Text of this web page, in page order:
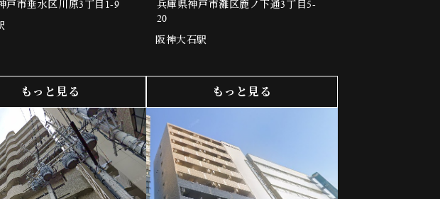
戸市垂水区川原3丁目1-9
もっと見る
兵庫県神戸市灘区鹿ノ下通3丁目5-
20
阪神大石駅
もっと見る